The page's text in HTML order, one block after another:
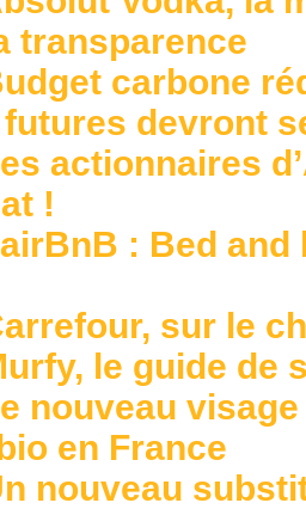
transparence
carbone
devront
actionnaires
!
: Bed
sur le
le guide de
nouveau
en France
nouveau